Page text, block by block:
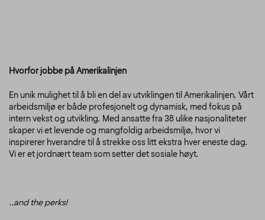
Hvorfor jobbe på Amerikalinjen
En unik mulighet til å bli en del av utviklingen til Amerikalinjen. Vårt
arbeidsmiljø er både profesjonelt og dynamisk, med fokus på
intern vekst og utvikling. Med ansatte fra 38 ulike nasjonaliteter
skaper vi et levende og mangfoldig arbeidsmiljø, hvor vi
inspirerer hverandre til å strekke oss litt ekstra hver eneste dag.
Vi er et jordnært team som setter det sosiale høyt.
..and the perks!